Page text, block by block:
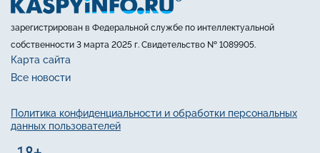
зарегистрирован в Федеральной службе по интеллектуальной
собственности 3 марта 2025 г. Свидетельство № 1089905.
Карта сайта
Все новости
Политика конфиденциальности и обработки персональных
данных пользователей